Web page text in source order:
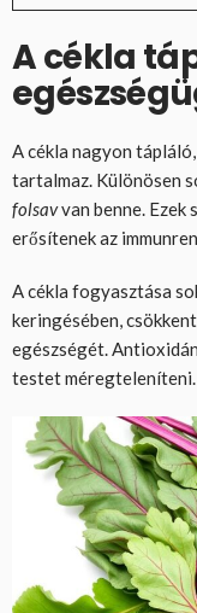
A cékla
A cékla nagyon
tartalmaz. Különösen
folsavvan benne. Ezek
erősítenek az
A cékla fogyasztása
keringésében,
egészségét.
testet méregteleníteni.